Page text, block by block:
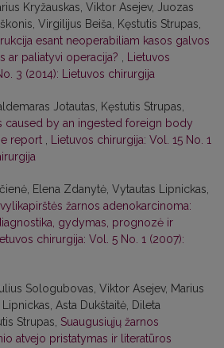
Kryžauskas, Viktor Asejev, Juozas
Virgilijus Beiša, Kęstutis Strupas,
esant neoperabiliam kasos galvos
ar paliatyvi operacija?
Lietuvos
3 (2014): Lietuvos chirurgija
Jotautas, Kęstutis Strupas,
caused by an ingested foreign body
report
Lietuvos chirurgija: Vol. 15 No. 1
Elena Zdanytė, Vytautas Lipnickas,
žarnos adenokarcinoma:
gydymas, prognozė ir
chirurgija: Vol. 5 No. 1 (2007):
Sologubovas, Viktor Asejev, Marius
Asta Dukštaitė, Dileta
Strupas, Suaugusiųjų žarnos
atvejo pristatymas ir literatūros